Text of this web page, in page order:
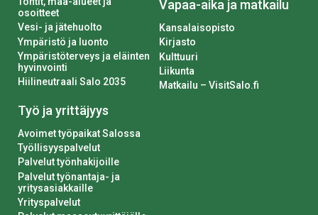
osoitteet
Vesi- ja jätehuolto
Ympäristö ja luonto
Ympäristöterveys ja eläinten
hyvinvointi
Hiilineutraali Salo 2035
Työ ja yrittäjyys
Avoimet työpaikat Salossa
Työllisyyspalvelut
Palvelut työnhakijoille
Palvelut työnantaja- ja
yritysasiakkaille
Yrityspalvelut
Vapaa-aika ja matkailu
Kansalaisopisto
Kirjasto
Kulttuuri
Liikunta
Matkailu – VisitSalo.fi